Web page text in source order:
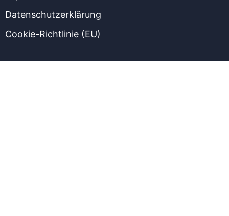
Datenschutzerklärung
Cookie-Richtlinie (EU)